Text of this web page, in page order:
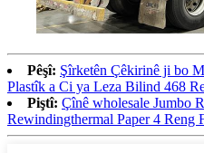
Pêşî: Şîrketên Çêkirinê ji bo
Plastîk a Ci ya Leza Bilind 468
Piştî: Çînê wholesale Jumbo
Rewindingthermal Paper 4 Reng